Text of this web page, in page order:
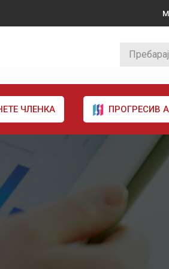
ЧЛЕНКА ПРОГРЕСИВ